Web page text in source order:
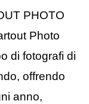
PHOTO
Photo
di fotografi di
offrendo
anno,